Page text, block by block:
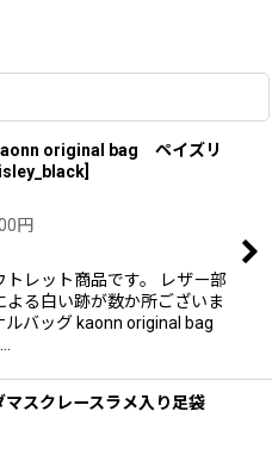
original bag ペイズリ
円
トレット商品です。 レザー部
る白い跡が数か所ございま
ルバッグ kaonn original bag
スクレースラメ入り足袋